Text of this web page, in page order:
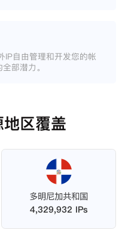
IP自由管理和开发您的帐
部潜力。
区覆盖
多明尼加共和国
4,329,932 IPs